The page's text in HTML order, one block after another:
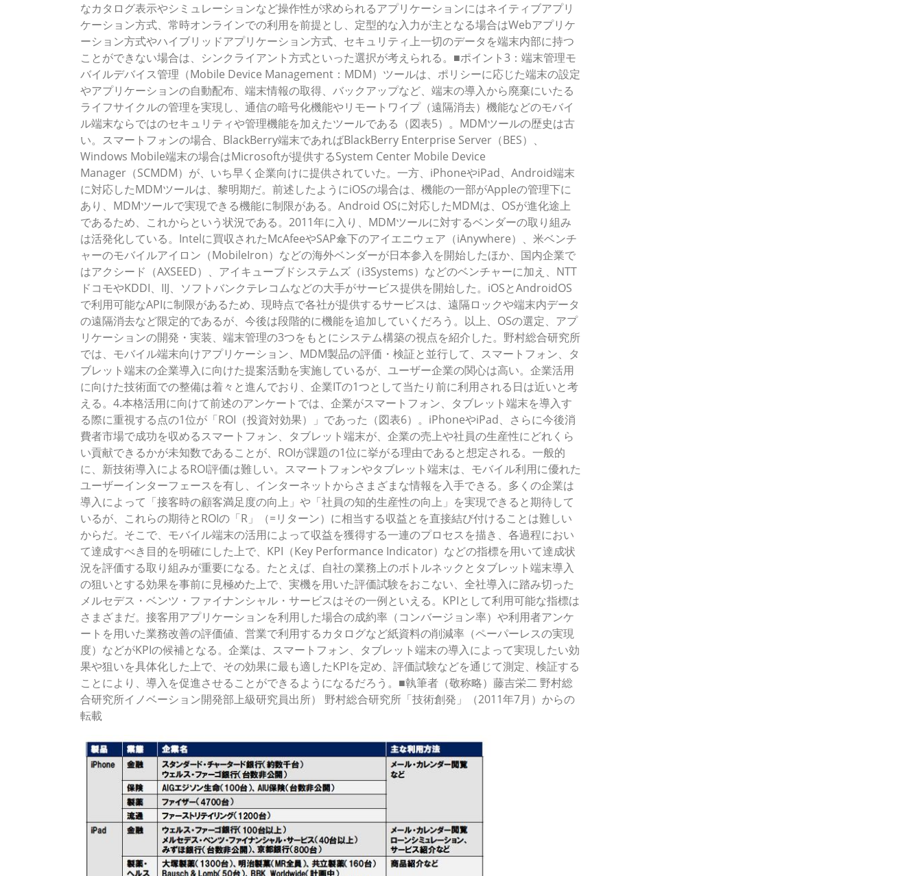
なカタログ表示やシミュレーションなど操作性が求められるアプリケーションにはネイティブアプリ
ケーション方式、常時オンラインでの利用を前提とし、定型的な入力が主となる場合はWebアプリケ
ーション方式やハイブリッドアプリケーション方式、セキュリティ上一切のデータを端末内部に持つ
ことができない場合は、シンクライアント方式といった選択が考えられる。■ポイント3：端末管理モ
バイルデバイス管理（Mobile Device Management：MDM）ツールは、ポリシーに応じた端末の設定
やアプリケーションの自動配布、端末情報の取得、バックアップなど、端末の導入から廃棄にいたる
ライフサイクルの管理を実現し、通信の暗号化機能やリモートワイプ（遠隔消去）機能などのモバイ
ル端末ならではのセキュリティや管理機能を加えたツールである（図表5）。MDMツールの歴史は古
い。スマートフォンの場合、BlackBerry端末であればBlackBerry Enterprise Server（BES）、
Windows Mobile端末の場合はMicrosoftが提供するSystem Center Mobile Device
Manager（SCMDM）が、いち早く企業向けに提供されていた。一方、iPhoneやiPad、Android端末
に対応したMDMツールは、黎明期だ。前述したようにiOSの場合は、機能の一部がAppleの管理下に
あり、MDMツールで実現できる機能に制限がある。Android OSに対応したMDMは、OSが進化途上
であるため、これからという状況である。2011年に入り、MDMツールに対するベンダーの取り組み
は活発化している。Intelに買収されたMcAfeeやSAP傘下のアイエニウェア（iAnywhere）、米ベンチ
ャーのモバイルアイロン（MobileIron）などの海外ベンダーが日本参入を開始したほか、国内企業で
はアクシード（AXSEED）、アイキューブドシステムズ（i3Systems）などのベンチャーに加え、NTT
ドコモやKDDI、IIJ、ソフトバンクテレコムなどの大手がサービス提供を開始した。iOSとAndroidOS
で利用可能なAPIに制限があるため、現時点で各社が提供するサービスは、遠隔ロックや端末内データ
の遠隔消去など限定的であるが、今後は段階的に機能を追加していくだろう。以上、OSの選定、アプ
リケーションの開発・実装、端末管理の3つをもとにシステム構築の視点を紹介した。野村総合研究所
では、モバイル端末向けアプリケーション、MDM製品の評価・検証と並行して、スマートフォン、タ
ブレット端末の企業導入に向けた提案活動を実施しているが、ユーザー企業の関心は高い。企業活用
に向けた技術面での整備は着々と進んでおり、企業ITの1つとして当たり前に利用される日は近いと考
える。4.本格活用に向けて前述のアンケートでは、企業がスマートフォン、タブレット端末を導入す
る際に重視する点の1位が「ROI（投資対効果）」であった（図表6）。iPhoneやiPad、さらに今後消
費者市場で成功を収めるスマートフォン、タブレット端末が、企業の売上や社員の生産性にどれくら
い貢献できるかが未知数であることが、ROIが課題の1位に挙がる理由であると想定される。一般的
に、新技術導入によるROI評価は難しい。スマートフォンやタブレット端末は、モバイル利用に優れた
ユーザーインターフェースを有し、インターネットからさまざまな情報を入手できる。多くの企業は
導入によって「接客時の顧客満足度の向上」や「社員の知的生産性の向上」を実現できると期待して
いるが、これらの期待とROIの「R」（=リターン）に相当する収益とを直接結び付けることは難しい
からだ。そこで、モバイル端末の活用によって収益を獲得する一連のプロセスを描き、各過程におい
て達成すべき目的を明確にした上で、KPI（Key Performance Indicator）などの指標を用いて達成状
況を評価する取り組みが重要になる。たとえば、自社の業務上のボトルネックとタブレット端末導入
の狙いとする効果を事前に見極めた上で、実機を用いた評価試験をおこない、全社導入に踏み切った
メルセデス・ベンツ・ファイナンシャル・サービスはその一例といえる。KPIとして利用可能な指標は
さまざまだ。接客用アプリケーションを利用した場合の成約率（コンバージョン率）や利用者アンケ
ートを用いた業務改善の評価値、営業で利用するカタログなど紙資料の削減率（ペーパーレスの実現
度）などがKPIの候補となる。企業は、スマートフォン、タブレット端末の導入によって実現したい効
果や狙いを具体化した上で、その効果に最も適したKPIを定め、評価試験などを通じて測定、検証する
ことにより、導入を促進させることができるようになるだろう。■執筆者（敬称略）藤吉栄二 野村総
合研究所イノベーション開発部上級研究員出所） 野村総合研究所「技術創発」（2011年7月）からの
転載